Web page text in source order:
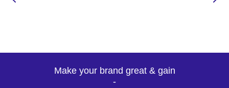
Make your brand great & gain
-